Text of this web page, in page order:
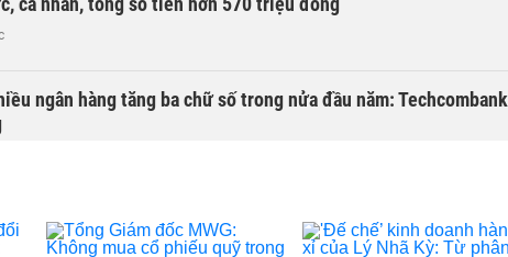
ngân hàng tăng ba chữ số trong nửa đầu năm: Techcombank